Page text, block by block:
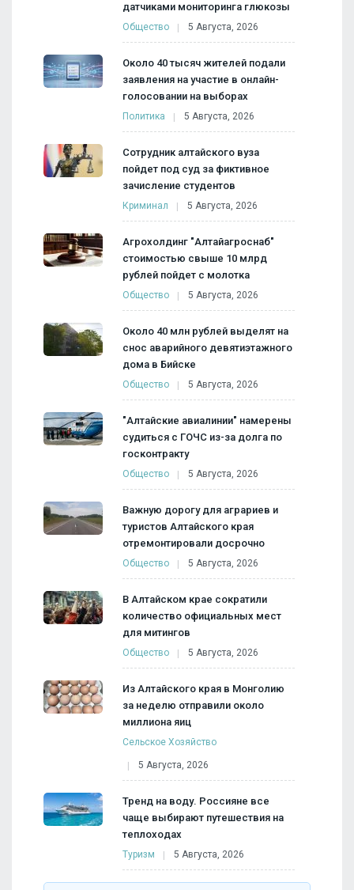
датчиками мониторинга глюкозы
Общество 5 Августа, 2026
Около 40 тысяч жителей подали
заявления на участие в онлайн-
голосовании на выборах
Политика 5 Августа, 2026
Сотрудник алтайского вуза
пойдет под суд за фиктивное
зачисление студентов
Криминал 5 Августа, 2026
Агрохолдинг "Алтайагроснаб"
стоимостью свыше 10 млрд
рублей пойдет с молотка
Общество 5 Августа, 2026
Около 40 млн рублей выделят на
снос аварийного девятиэтажного
дома в Бийске
Общество 5 Августа, 2026
"Алтайские авиалинии" намерены
судиться с ГОЧС из-за долга по
госконтракту
Общество 5 Августа, 2026
Важную дорогу для аграриев и
туристов Алтайского края
отремонтировали досрочно
Общество 5 Августа, 2026
В Алтайском крае сократили
количество официальных мест
для митингов
Общество 5 Августа, 2026
Из Алтайского края в Монголию
за неделю отправили около
миллиона яиц
Сельское Хозяйство
5 Августа, 2026
Тренд на воду. Россияне все
чаще выбирают путешествия на
теплоходах
Туризм 5 Августа, 2026